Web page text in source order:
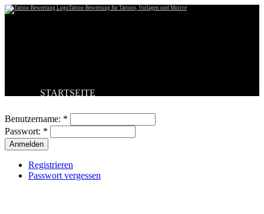
Tattoo-Bewertung für Tattoos, Vorlagen und Motive
STARTSEITE
BESTE TATTOOS
NEUESTE TATTOOS
KOMMENTARE
FORUM
Benutzername: *
Passwort: *
Registrieren
Passwort vergessen